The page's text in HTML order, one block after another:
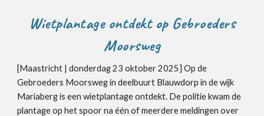
Wietplantage ontdekt op Gebroeders
Moorsweg
[Maastricht |donderdag 23 oktober2025] Op de
Gebroeders Moorsweg in deelbuurt Blauwdorp in de wijk
Mariaberg is een wietplantage ontdekt. De politie kwam de
plantage op het spoor naéén of meerdere meldingen over